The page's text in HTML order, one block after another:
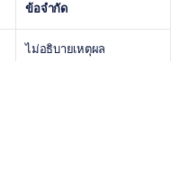
ข้อจำกัด
ไม่อธิบายเหตุผล